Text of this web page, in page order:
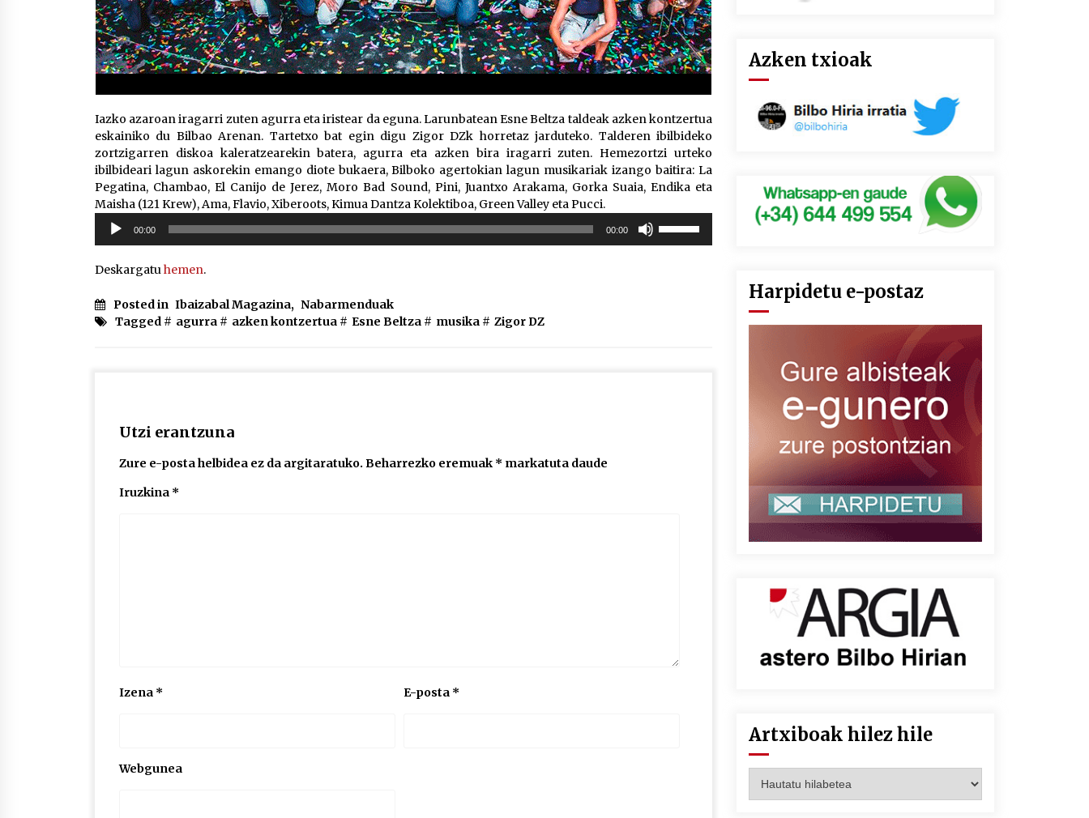
Iazko azaroan iragarri zuten agurra eta iristear da eguna. Larunbatean Esne Beltza taldeak azken kontzertua
eskainiko du Bilbao Arenan. Tartetxo bat egin digu Zigor DZk horretaz jarduteko. Talderen ibilbideko
zortzigarren diskoa kaleratzearekin batera, agurra eta azken bira iragarri zuten. Hemezortzi urteko
ibilbideari lagun askorekin emango diote bukaera, Bilboko agertokian lagun musikariak izango baitira: La
Pegatina, Chambao, El Canijo de Jerez, Moro Bad Sound, Pini, Juantxo Arakama, Gorka Suaia, Endika eta
Maisha (121 Krew), Ama, Flavio, Xiberoots, Kimua Dantza Kolektiboa, Green Valley eta Pucci.
Soinu
erreproduzigailua
00:00 00:00
Deskargatuhemen.
Posted in Ibaizabal Magazina, Nabarmenduak
Tagged # agurra # azken kontzertua # Esne Beltza # musika # Zigor DZ
Utzi erantzuna
Zure e-posta helbidea ez da argitaratuko. Beharrezko eremuak * markatuta daude
Iruzkina *
Izena * E-posta *
Webgunea
Azken txioak
Harpidetu e-postaz
Artxiboak hilez hile
hilez